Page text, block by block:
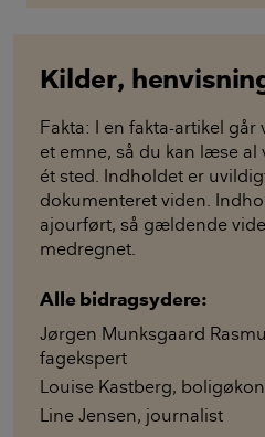
Kilder,
Fakta: I en fakta-artikel
et emne, så du kan læse
ét sted. Indholdet er
dokumenteret viden.
ajourført, så gældende
medregnet.
Alle bidragsydere:
Jørgen Munksgaard
fagekspert
Louise Kastberg,
Line Jensen, journalist